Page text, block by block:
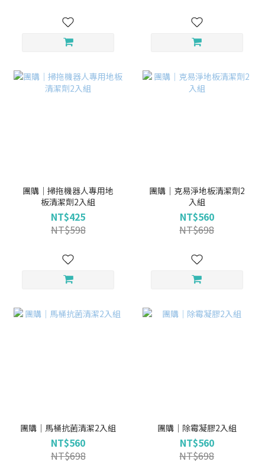
團購｜掃拖機器人專用地
板清潔劑2入組
NT$425
NT$598
團購｜克易淨地板清潔劑2
入組
NT$560
NT$698
團購｜馬桶抗菌清潔2入組
NT$560
NT$698
團購｜除霉凝膠2入組
NT$560
NT$698